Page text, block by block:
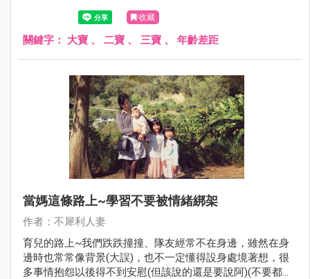
收藏
關鍵字： 大寶 、 二寶 、 三寶 、 年齡差距
當媽這條路上~學習不要被情緒綁架
作者：不犀利人妻
育兒的路上~我們跌跌撞撞、隊友經常不在身邊，雖然在身
邊時也常常像背景(大誤)，也不一定懂得設身處境著想，很
多事情抱怨以後得不到安慰(但該說的還是要說阿)(不要都自